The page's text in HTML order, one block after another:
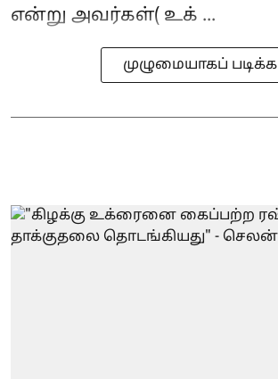
என்று அவர்கள்( உக் ...
முழுமையாகப் படிக்க